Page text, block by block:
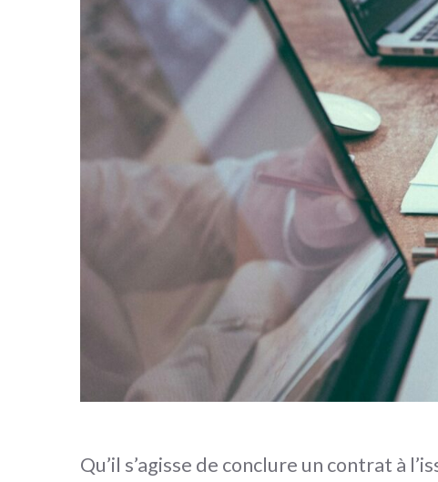
Qu’il s’agisse de conclure un contrat à